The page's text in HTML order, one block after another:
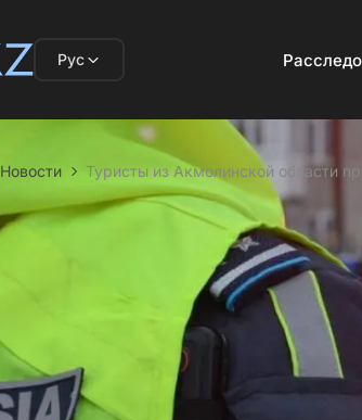
Рус
Новости Туристы из Акмолинской области